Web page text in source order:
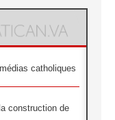
catholiques
construction de